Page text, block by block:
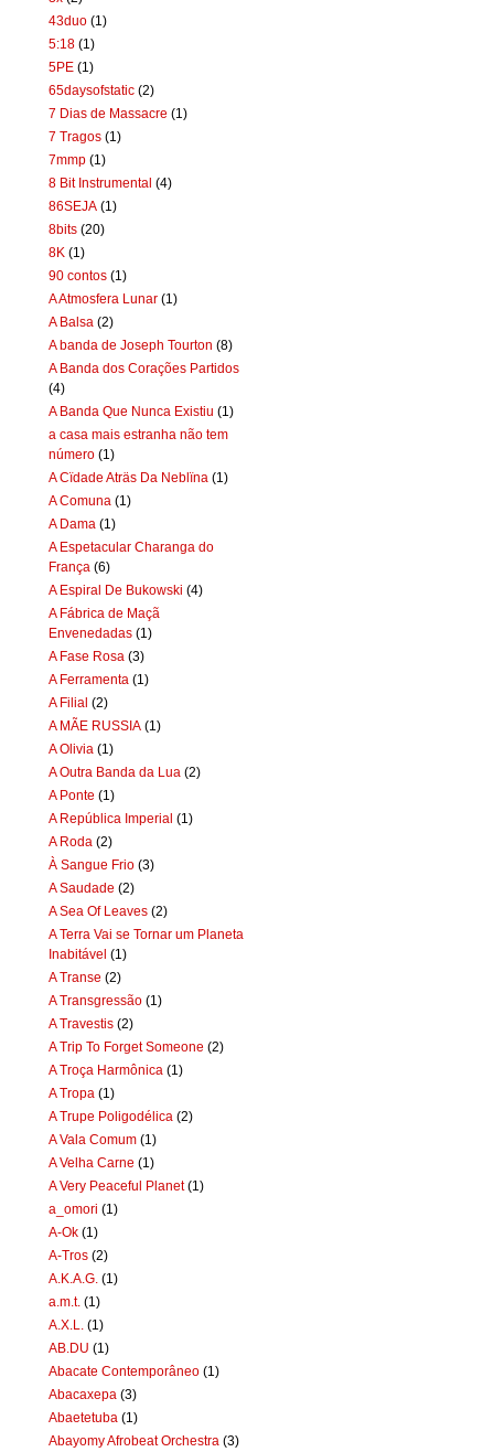
43duo (1)
5:18 (1)
5PE (1)
65daysofstatic (2)
7 Dias de Massacre (1)
7 Tragos (1)
7mmp (1)
8 Bit Instrumental (4)
86SEJA (1)
8bits (20)
8K (1)
90 contos (1)
A Atmosfera Lunar (1)
A Balsa (2)
A banda de Joseph Tourton (8)
A Banda dos Corações Partidos
(4)
A Banda Que Nunca Existiu (1)
a casa mais estranha não tem
número (1)
A Cïdade Aträs Da Neblïna (1)
A Comuna (1)
A Dama (1)
A Espetacular Charanga do
França (6)
A Espiral De Bukowski (4)
A Fábrica de Maçã
Envenedadas (1)
A Fase Rosa (3)
A Ferramenta (1)
A Filial (2)
A MÃE RUSSIA (1)
A Olivia (1)
A Outra Banda da Lua (2)
A Ponte (1)
A República Imperial (1)
A Roda (2)
À Sangue Frio (3)
A Saudade (2)
A Sea Of Leaves (2)
A Terra Vai se Tornar um Planeta
Inabitável (1)
A Transe (2)
A Transgressão (1)
A Travestis (2)
A Trip To Forget Someone (2)
A Troça Harmônica (1)
A Tropa (1)
A Trupe Poligodélica (2)
A Vala Comum (1)
A Velha Carne (1)
A Very Peaceful Planet (1)
a_omori (1)
A-Ok (1)
A-Tros (2)
A.K.A.G. (1)
a.m.t. (1)
A.X.L.
(1)
AB.DU (1)
Abacate Contemporâneo (1)
Abacaxepa (3)
Abaetetuba (1)
Abayomy Afrobeat Orchestra (3)